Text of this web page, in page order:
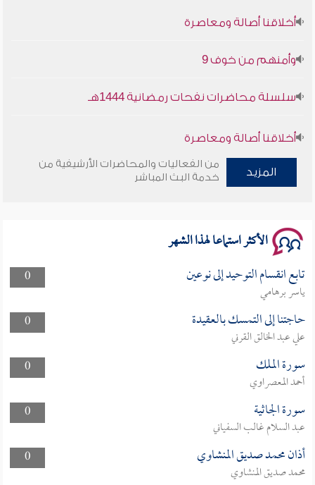
أخلاقنا أصالة ومعاصرة
وأمنهم من خوف 9
سلسلة محاضرات نفحات رمضانية 1444هـ
أخلاقنا أصالة ومعاصرة
وأمنهم من خوف 9
المزيد
من الفعاليات والمحاضرات الأرشيفية من
خدمة البث المباشر
الأكثر استماعا لهذا الشهر
0 تابع انقسام التوحيد إلى نوعين
ياسر برهامي
0
حاجتنا إلى التمسك بالعقيدة
علي عبد الخالق القرني
0
سورة الملك
أحمد المعصراوي
0
سورة الجاثية
عبد السلام غالب السفياني
0
أذان محمد صديق المنشاوي
محمد صديق المنشاوي